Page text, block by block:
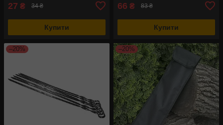
27 ₴ 34 ₴
Купити
66 ₴ 83 ₴
Купити
–20% –20%